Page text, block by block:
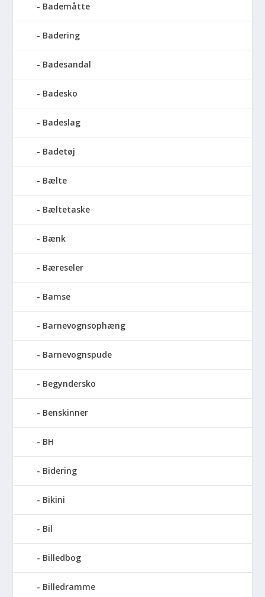
Bademåtte
Badering
Badesandal
Badesko
Badeslag
Badetøj
Bælte
Bæltetaske
Bænk
Bæreseler
Bamse
Barnevognsophæng
Barnevognspude
Begyndersko
Benskinner
BH
Bidering
Bikini
Bil
Billedbog
Billedramme